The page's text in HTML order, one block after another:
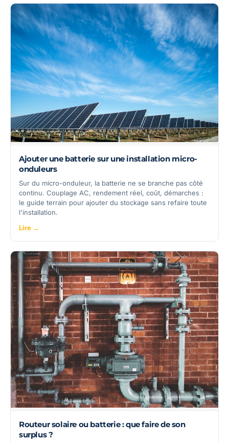
Ajouter une batterie sur une installation micro-
onduleurs
Sur du micro-onduleur, la batterie ne se branche pas côté
continu. Couplage AC, rendement réel, coût, démarches :
le guide terrain pour ajouter du stockage sans refaire toute
l'installation.
Lire →
Routeur solaire ou batterie : que faire de son
surplus ?